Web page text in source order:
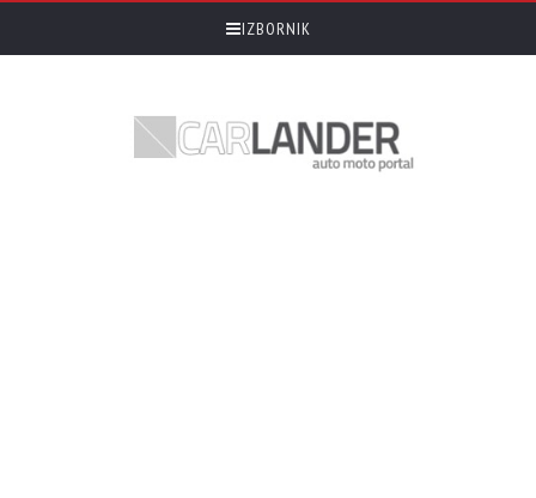
IZBORNIK